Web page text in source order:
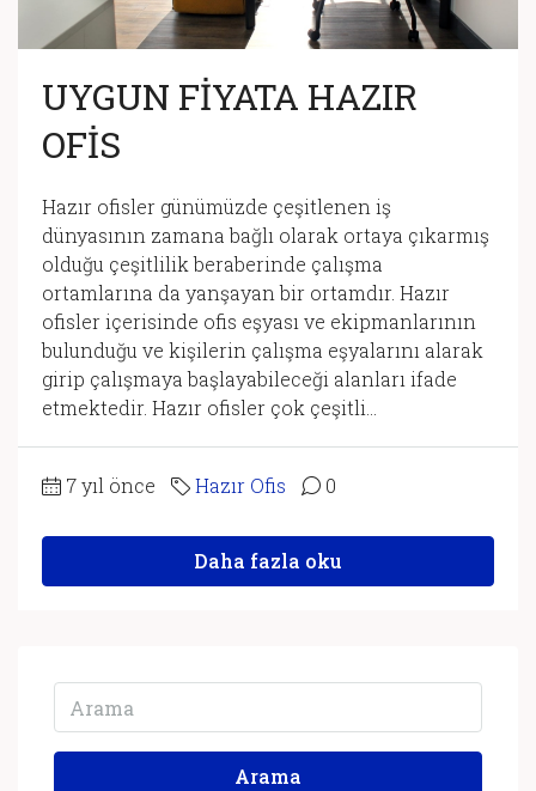
UYGUN FİYATA HAZIR
OFİS
Hazır ofisler günümüzde çeşitlenen iş
dünyasının zamana bağlı olarak ortaya çıkarmış
olduğu çeşitlilik beraberinde çalışma
ortamlarına da yanşayan bir ortamdır. Hazır
ofisler içerisinde ofis eşyası ve ekipmanlarının
bulunduğu ve kişilerin çalışma eşyalarını alarak
girip çalışmaya başlayabileceği alanları ifade
etmektedir. Hazır ofisler çok çeşitli...
7 yıl önce Hazır Ofis 0
Daha fazla oku
Arama